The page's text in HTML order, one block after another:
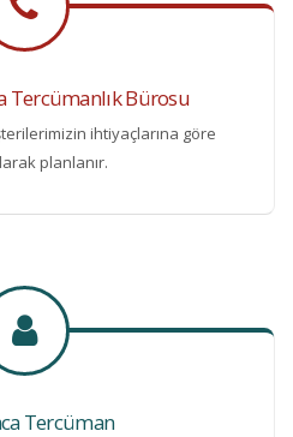
Tercümanlık Bürosu
ihtiyaçlarına göre
planlanır.
Tercüman